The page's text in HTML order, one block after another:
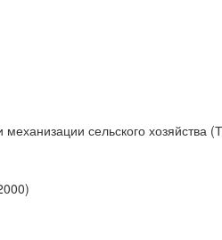
механизации сельского